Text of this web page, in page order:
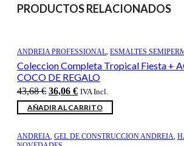
PRODUCTOS RELACIONADOS
ANDREIA PROFESSIONAL, ESMALTES
Coleccion Completa Tropical Fiesta +
COCO DE REGALO
43,68€ El
precio
original
43,68 €.
36,06 €El
precio
actual
36,06 €.
IVA Incl.
AÑADIR AL CARRITO
ANDREIA, GEL DE CONSTRUCCION ANDREIA,